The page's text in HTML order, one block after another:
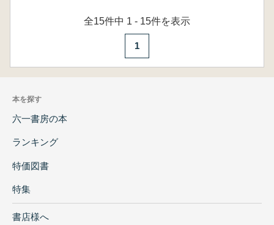
全15件中 1 - 15件を表示
1
本を探す
六一書房の本
ランキング
特価図書
特集
書店様へ